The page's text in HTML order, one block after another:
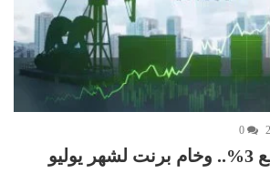
0
أسعار النفط ترتفع 3%.. وخام برنت لشهر يوليو